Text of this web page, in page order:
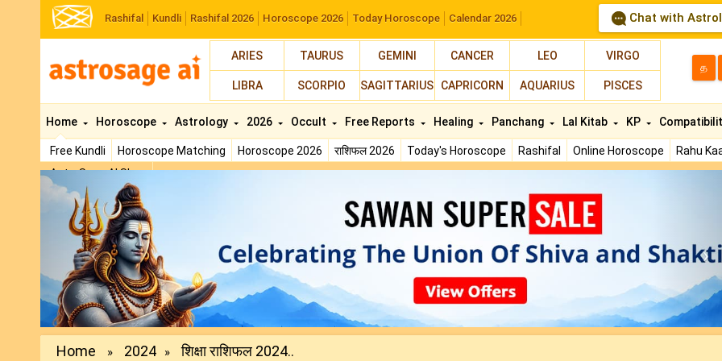
Rashifal Kundli Rashifal 2026 Horoscope 2026 Today Horoscope Calendar 2026 Chat with
ARIES TAURUS GEMINI CANCER LEO VIRGO
LIBRA SCORPIO SAGITTARIUS CAPRICORN AQUARIUS PISCES
த
Home
Free Kundli Horoscope Matching Horoscope 2026 राशिफल 2026 Today's Horoscope Rashifal Online Horoscope Rahu
AstroSage AI Shop
Horoscope Astrology 2026 Occult Free Reports Healing Panchang Lal Kitab KP
Previous
Home » 2024 » शिक्षा राशिफल 2024..